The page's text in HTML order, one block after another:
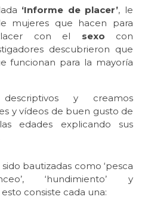
‘Informe de placer’, le
mujeres que hacen para
con el sexo con
descubrieron que
funcionan para la mayoría
y creamos
y vídeos de buen gusto de
edades explicando sus
sido bautizadas como ‘pesca
‘hundimiento’ y
consiste cada una: